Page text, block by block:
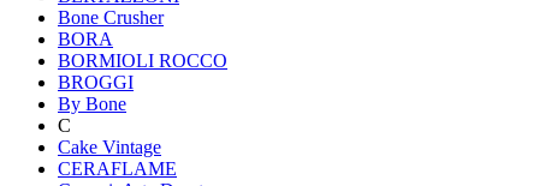
Bone Crusher
BORA
BORMIOLI ROCCO
BROGGI
By Bone
C
Cake Vintage
CERAFLAME